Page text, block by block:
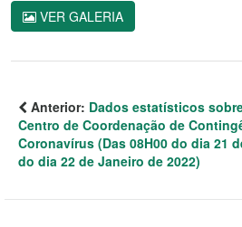
VER GALERIA
Anterior: Dados estatísticos
Centro de Coordenação de
Coronavírus (Das 08H00 do dia 21
do dia 22 de Janeiro de 2022)